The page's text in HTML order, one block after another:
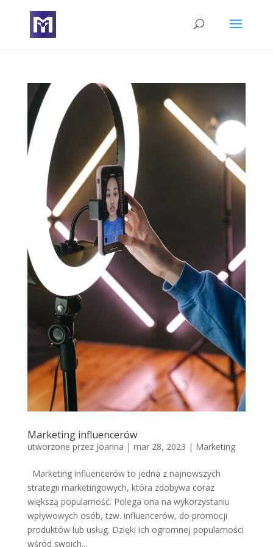
Marketing influencerów
utworzone przez Joanna | mar 28, 2023 | Marketing
Marketing influencerów to jedna z najnowszych
strategii marketingowych, która zdobywa coraz
większą popularność. Polega ona na wykorzystaniu
wpływowych osób, tzw. influencerów, do promocji
produktów lub usług. Dzięki ich ogromnej popularności
wśród swoich...